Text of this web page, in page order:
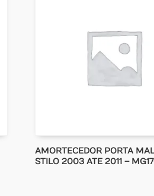
AMORTECEDOR PORTA
STILO 2003 ATE 2011 –